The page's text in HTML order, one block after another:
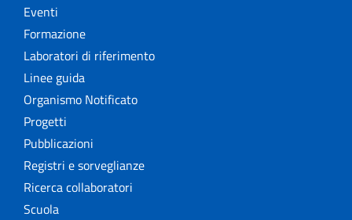
Eventi
Formazione
Laboratori di riferimento
Linee guida
Organismo Notificato
Progetti
Pubblicazioni
Registri e sorveglianze
Ricerca collaboratori
Scuola